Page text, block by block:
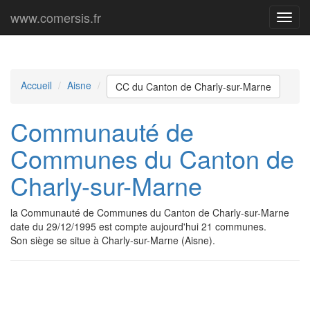
Menu
www.comersis.fr
Accueil Aisne CC du Canton de Charly-sur-Marne
Communauté de
Communes du Canton de
Charly-sur-Marne
la Communauté de Communes du Canton de Charly-sur-Marne
date du 29/12/1995 est compte aujourd'hui 21 communes.
Son siège se situe à Charly-sur-Marne (Aisne).